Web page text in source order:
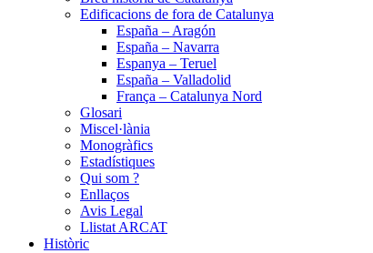
Edificacions de fora de Catalunya
España – Aragón
España – Navarra
Espanya – Teruel
España – Valladolid
França – Catalunya Nord
Glosari
Miscel·lània
Monogràfics
Estadístiques
Qui som ?
Enllaços
Avis Legal
Llistat ARCAT
Històric